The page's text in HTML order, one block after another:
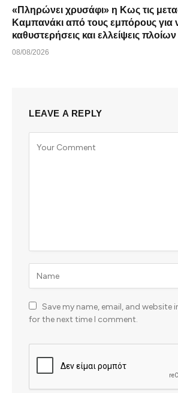
«Πληρώνει χρυσάφι» η Κως τις
Καμπανάκι από τους εμπόρους για
καθυστερήσεις και ελλείψεις πλοίων
08/08/2026
LEAVE A REPLY
Save my name, email, and website
for the next time I comment.